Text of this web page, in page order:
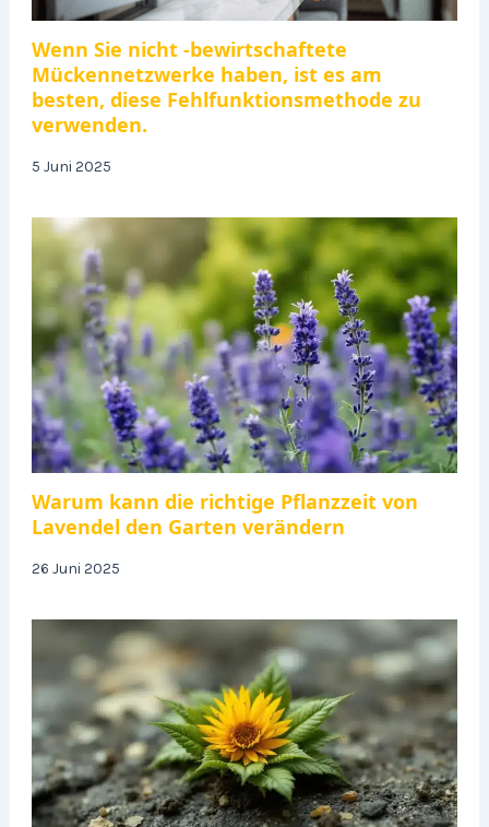
Wenn Sie nicht -bewirtschaftete
Mückennetzwerke haben, ist es am
besten, diese Fehlfunktionsmethode zu
verwenden.
5 Juni 2025
Warum kann die richtige Pflanzzeit von
Lavendel den Garten verändern
26 Juni 2025